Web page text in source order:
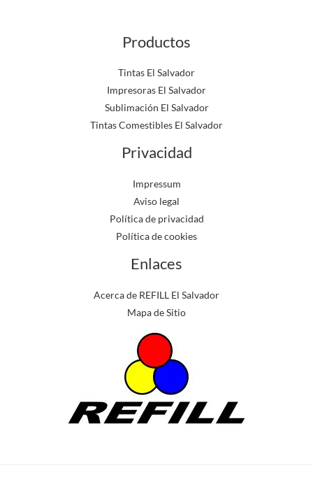
Productos
Tintas El Salvador
Impresoras El Salvador
Sublimación El Salvador
Tintas Comestibles El Salvador
Privacidad
Impressum
Aviso legal
Política de privacidad
Política de cookies
Enlaces
Acerca de REFILL El Salvador
Mapa de Sitio